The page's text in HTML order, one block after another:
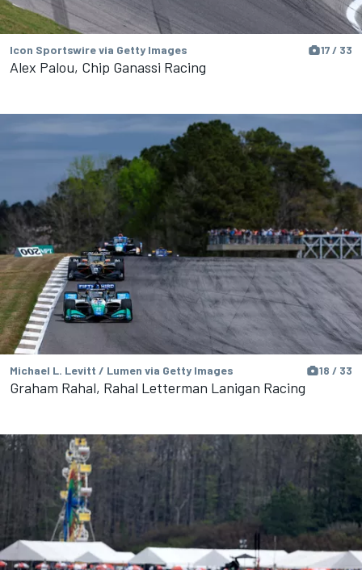
Icon Sportswire via Getty Images 17 / 33
Alex Palou, Chip Ganassi Racing
Michael L. Levitt / Lumen via Getty Images 18 / 33
Graham Rahal, Rahal Letterman Lanigan Racing